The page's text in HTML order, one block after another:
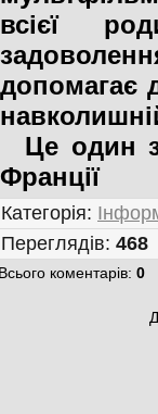
всієї
допомагає
Це один з
Франції
Категорія:
Переглядів: 468
Всього коментарів: 0